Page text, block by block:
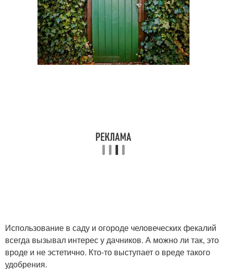
Использование в саду и огороде человеческих фекалий
всегда вызывал интерес у дачников. А можно ли так, это
вроде и не эстетично. Кто-то выступает о вреде такого
удобрения.